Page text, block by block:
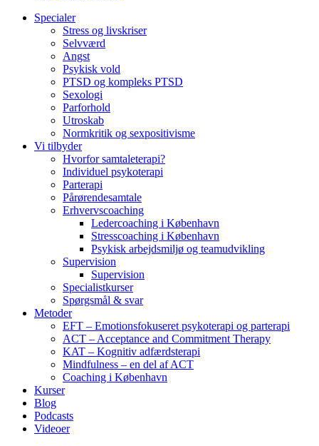
Specialer
Stress og livskriser
Selvværd
Angst
Psykisk vold
PTSD og kompleks PTSD
Sexologi
Parforhold
Utroskab
Normkritik og sexpositivisme
Vi tilbyder
Hvorfor samtaleterapi?
Individuel psykoterapi
Parterapi
Pårørendesamtale
Erhvervscoaching
Ledercoaching i København
Stresscoaching i København
Psykisk arbejdsmiljø og teamudvikling
Supervision
Supervision
Specialistkurser
Spørgsmål & svar
Metoder
EFT – Emotionsfokuseret psykoterapi og parterapi
ACT – Acceptance and Commitment Therapy
KAT – Kognitiv adfærdsterapi
Mindfulness – en del af ACT
Coaching i København
Kurser
Blog
Podcasts
Videoer